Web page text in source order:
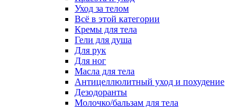
Уход за телом
Всё в этой категории
Кремы для тела
Гели для душа
Для рук
Для ног
Масла для тела
Антицеллюлитный уход и похудение
Дезодоранты
Молочко/бальзам для тела